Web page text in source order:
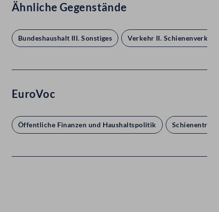
Ähnliche Gegenstände
Bundeshaushalt III. Sonstiges Verkehr II. Schienenverkehr
EuroVoc
Öffentliche Finanzen und Haushaltspolitik